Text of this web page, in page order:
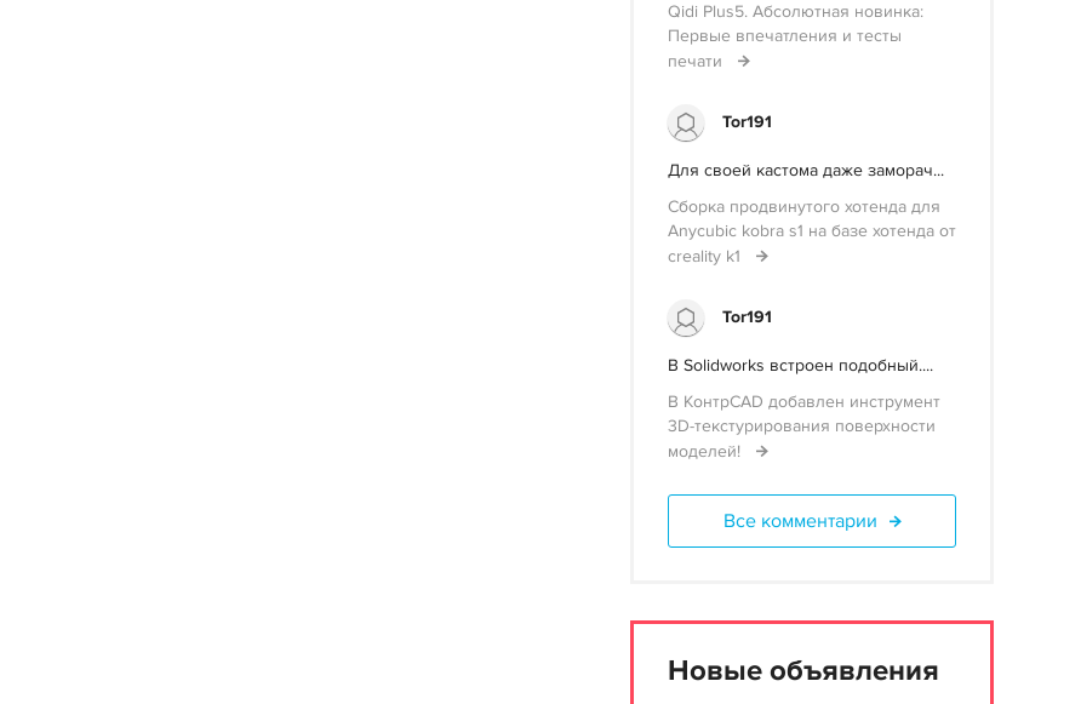
Qidi Plus5. Абсолютная новинка:
Первые впечатления и тесты
печати
Tor191
Для своей кастома даже заморач...
Сборка продвинутого хотенда для
Anycubic kobra s1 на базе хотенда от
creality k1
Tor191
В Solidworks встроен подобный....
В КонтрCAD добавлен инструмент
3D-текстурирования поверхности
моделей!
Все комментарии
Новые объявления